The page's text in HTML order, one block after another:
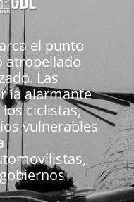
el punto
atropellado
Las
la alarmante
ciclistas,
vulnerables